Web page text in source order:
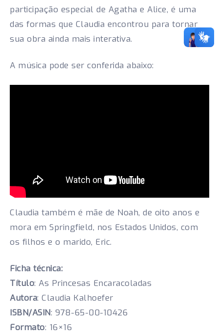
participação especial de Agatha e Alice, é uma
das formas que Claudia encontrou para tornar
sua obra ainda mais interativa.
A música pode ser conferida abaixo:
Claudia também é mãe de Noah, de oito anos e
mora em Springfield, nos Estados Unidos, com
os filhos e o marido, Eric.
Ficha técnica:
Título: As Princesas Encaracoladas
Autora: Claudia Kalhoefer
ISBN/ASIN: 978-65-00-10426
Formato: 16×16